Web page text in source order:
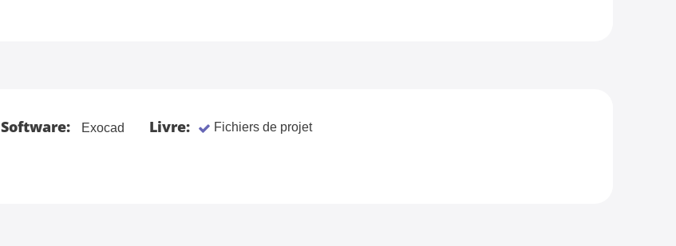
Software: Exocad Livre: Fichiers de projet